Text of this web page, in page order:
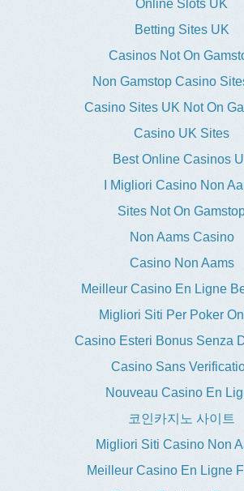
Online Slots UK
Betting Sites UK
Casinos Not On
Non Gamstop Casino
Casino Sites UK Not On
Casino UK Sites
Best Online Casinos
I Migliori Casino Non
Sites Not On
Non Aams Casino
Casino Non Aams
Meilleur Casino En Ligne
Migliori Siti Per Poker
Casino Esteri Bonus Senza
Casino Sans
Nouveau Casino En
코인카지노 사이트
Migliori Siti Casino Non
Meilleur Casino En Ligne